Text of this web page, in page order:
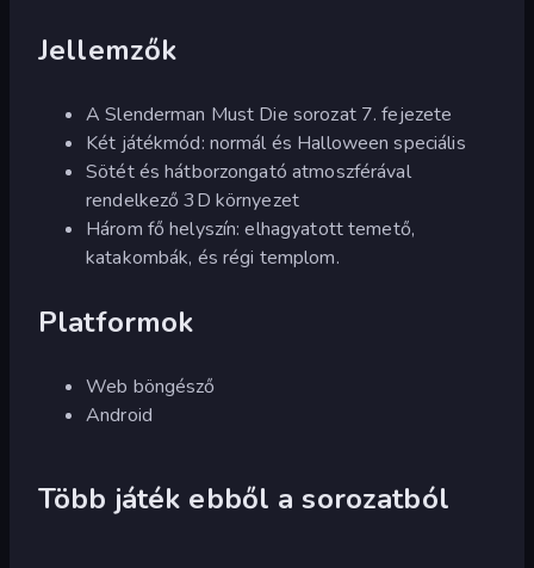
Jellemzők
A Slenderman Must Die sorozat 7. fejezete
Két játékmód: normál és Halloween speciális
Sötét és hátborzongató atmoszférával
rendelkező 3D környezet
Három fő helyszín: elhagyatott temető,
katakombák, és régi templom.
Platformok
Web böngésző
Android
Több játék ebből a sorozatból